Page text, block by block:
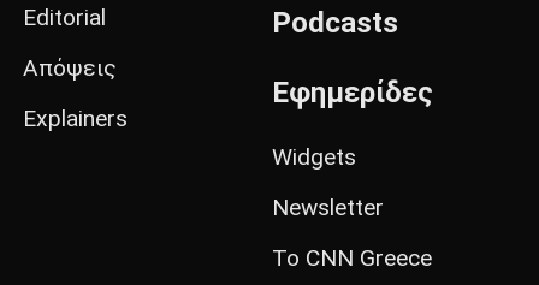
Editorial
Απόψεις
Explainers
Podcasts
Εφημερίδες
Widgets
Newsletter
Το CNN Greece